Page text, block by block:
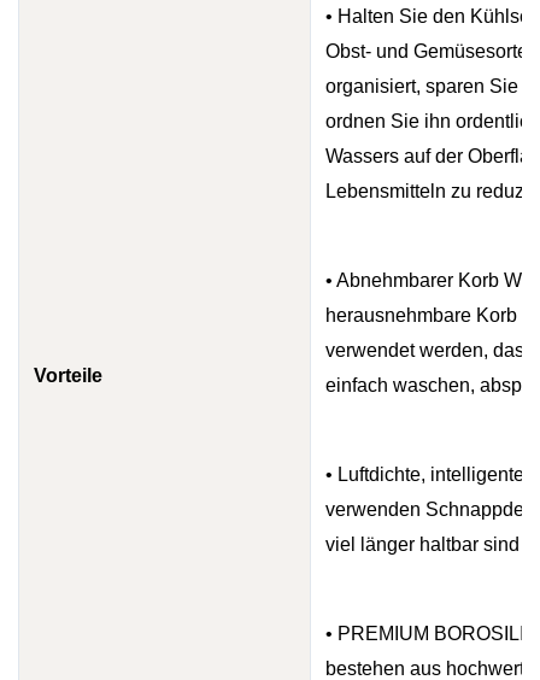
Vorteile
• Halten Sie den
Obst- und
organisiert, sparen Sie
ordnen Sie ihn
Wassers auf der
Lebensmitteln zu
• Abnehmbarer Korb
herausnehmbare Korb
verwendet werden, das
einfach waschen,
• Luftdichte, intelligente
verwenden
viel länger haltbar sind
• PREMIUM
bestehen aus